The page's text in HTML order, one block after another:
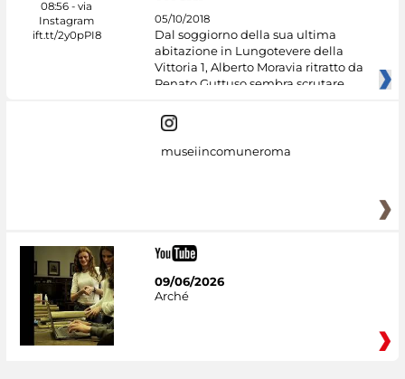
05/10/2018
Dal soggiorno della sua ultima
abitazione in Lungotevere della
Vittoria 1, Alberto Moravia ritratto da
Renato Guttuso sembra scrutare
museiincomuneroma
09/06/2026
Arché